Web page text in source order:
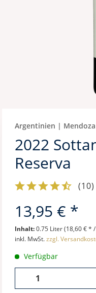
Argentinien | Mendoza
2022
Reserva
(10)
13,95 € *
Inhalt:0.75 Liter (18,60 € *
inkl. MwSt.zzgl.
Verfügbar